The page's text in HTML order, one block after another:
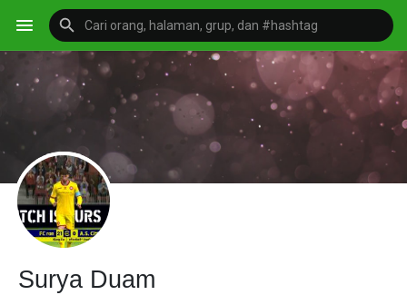
Surya Duam